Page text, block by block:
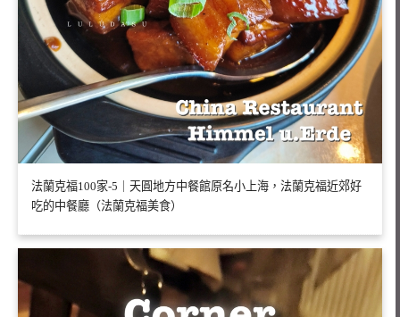
法蘭克福100家-5｜天圓地方中餐館原名小上海，法蘭克福近郊好
吃的中餐廳（法蘭克福美食）